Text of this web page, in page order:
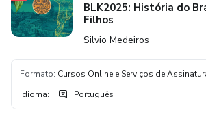
BLK2025: História do
Filhos
Silvio Medeiros
Formato: Cursos Online e Serviços de
Idioma: Português